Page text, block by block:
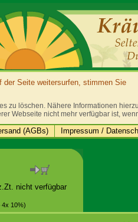
der Seite weitersurfen, stimmen Sie
zu löschen. Nähere Informationen
Webseite nicht mehr verfügbar ist,
(AGBs) Impressum /
nicht verfügbar
4x 10%)